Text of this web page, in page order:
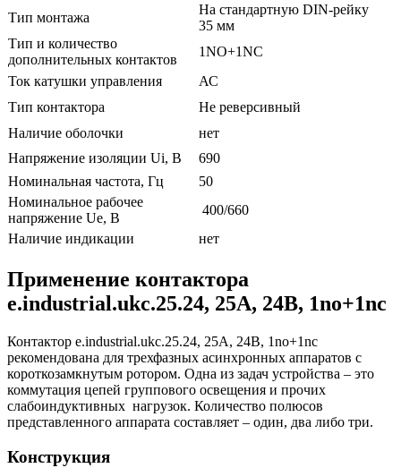
Тип монтажа
На стандартную DIN-рейку
35 мм
Тип и количество
дополнительных контактов
1NO+1NC
Ток катушки управления
АС
Тип контактора
Не реверсивный
Наличие оболочки
нет
Напряжение изоляции Ui, В
690
Номинальная частота, Гц
50
Номинальное рабочее
напряжение Ue, В
400/660
Наличие индикации
нет
Применение контактора
e.industrial.ukc.25.24, 25A, 24В, 1no+1nc
Контактор e.industrial.ukc.25.24, 25A, 24В, 1no+1nc
рекомендована для трехфазных асинхронных аппаратов с
короткозамкнутым ротором. Одна из задач устройства – это
коммутация цепей группового освещения и прочих
слабоиндуктивных нагрузок. Количество полюсов
представленного аппарата составляет – один, два либо три.
Конструкция